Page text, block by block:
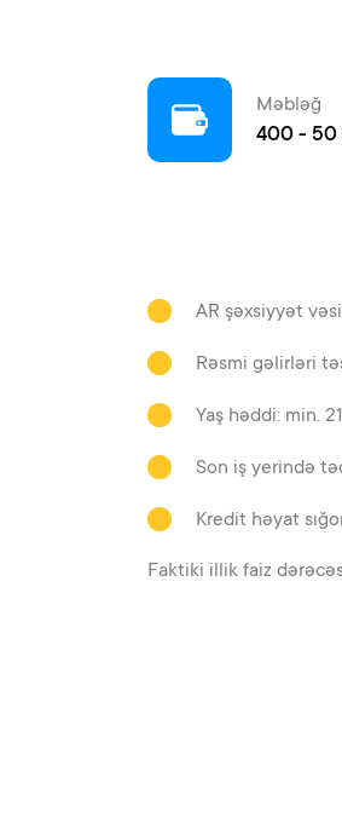
Məbləğ
400 - 50
AR şəxsiyyət
Rəsmi gəlirləri
Yaş həddi: min.
Son iş yerində
Kredit həyat
Faktiki illik faiz